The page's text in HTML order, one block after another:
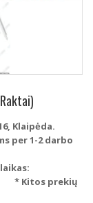
Klaipėda.
per 1-2 darbo
Kitos prekių